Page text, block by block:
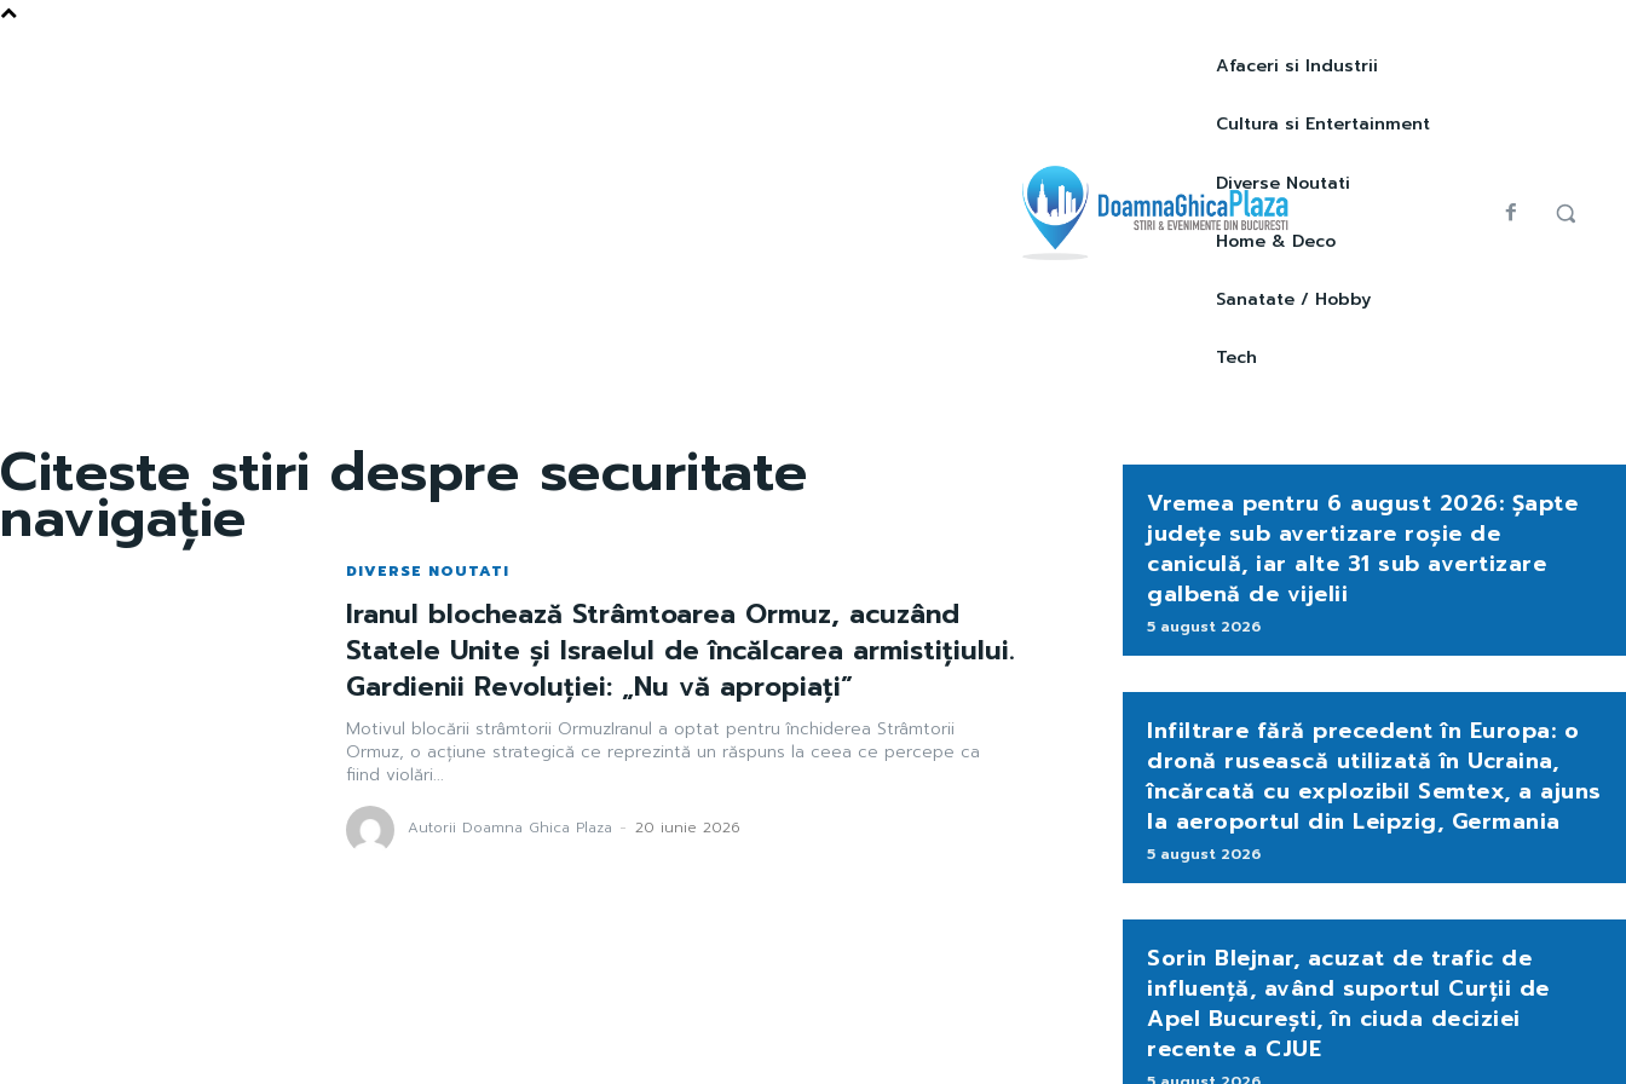
Afaceri si Industrii
Cultura si Entertainment
Diverse Noutati
Home & Deco
Sanatate / Hobby
Tech
Citeste stiri despre securitate
navigație
DIVERSE NOUTATI
Iranul blochează Strâmtoarea Ormuz, acuzând
Statele Unite și Israelul de încălcarea armistițiului.
Gardienii Revoluției: „Nu vă apropiați”
Motivul blocării strâmtorii OrmuzIranul a optat pentru închiderea Strâmtorii
Ormuz, o acțiune strategică ce reprezintă un răspuns la ceea ce percepe ca
fiind violări...
Autorii Doamna Ghica Plaza - 20 iunie 2026
Vremea pentru 6 august 2026: Șapte
județe sub avertizare roșie de
caniculă, iar alte 31 sub avertizare
galbenă de vijelii
5 august 2026
Infiltrare fără precedent în Europa: o
dronă rusească utilizată în Ucraina,
încărcată cu explozibil Semtex, a ajuns
la aeroportul din Leipzig, Germania
5 august 2026
Sorin Blejnar, acuzat de trafic de
influență, având suportul Curții de
Apel București, în ciuda deciziei
recente a CJUE